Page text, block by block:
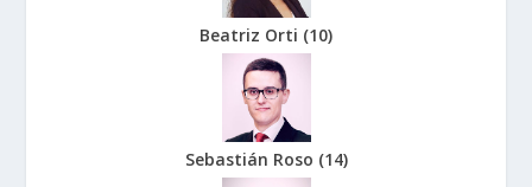
Beatriz Orti (10)
Sebastián Roso (14)